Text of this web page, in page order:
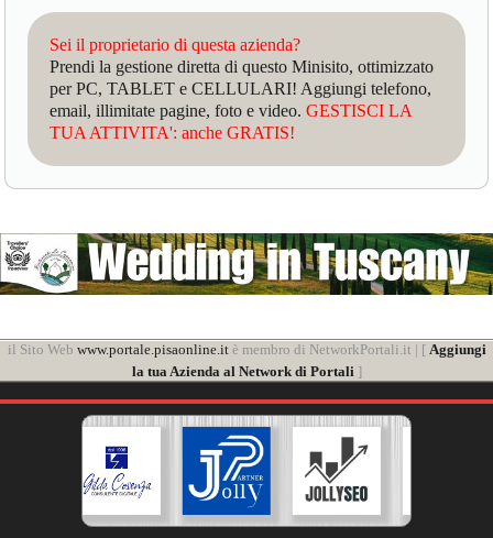
Sei il proprietario di questa azienda?
Prendi la gestione diretta di questo Minisito, ottimizzato
per PC, TABLET e CELLULARI! Aggiungi telefono,
email, illimitate pagine, foto e video.GESTISCI LA
TUA ATTIVITA': anche GRATIS!
il Sito Web www.portale.pisaonline.itè membro di NetworkPortali.it | [ Aggiungi
la tua Azienda al Network di Portali ]